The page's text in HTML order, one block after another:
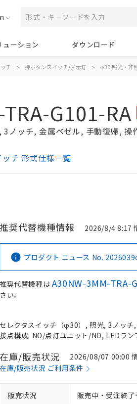
ューション ダウンロード
チ > 押ボタンスイッチ/表示灯 > φ30:照光・非
G101-RA
ノッチ, 金属ベゼル, 手動復帰,
チ 形式仕様一覧
推奨代替機種情報 2026/8/4 8:17
プロダクト ニュース No.
推奨代替機種はA30NW-3MM-TRA-
さい。
セレクタスイッチ（φ30）, 照光, 3ノッ
接点構成: NO/点灯ユニット/NO, LEDラ
在庫/販売状況
2026/08/07 00:00
在庫/販売状況 ご利用条件
販売状況 販売中・受注終了